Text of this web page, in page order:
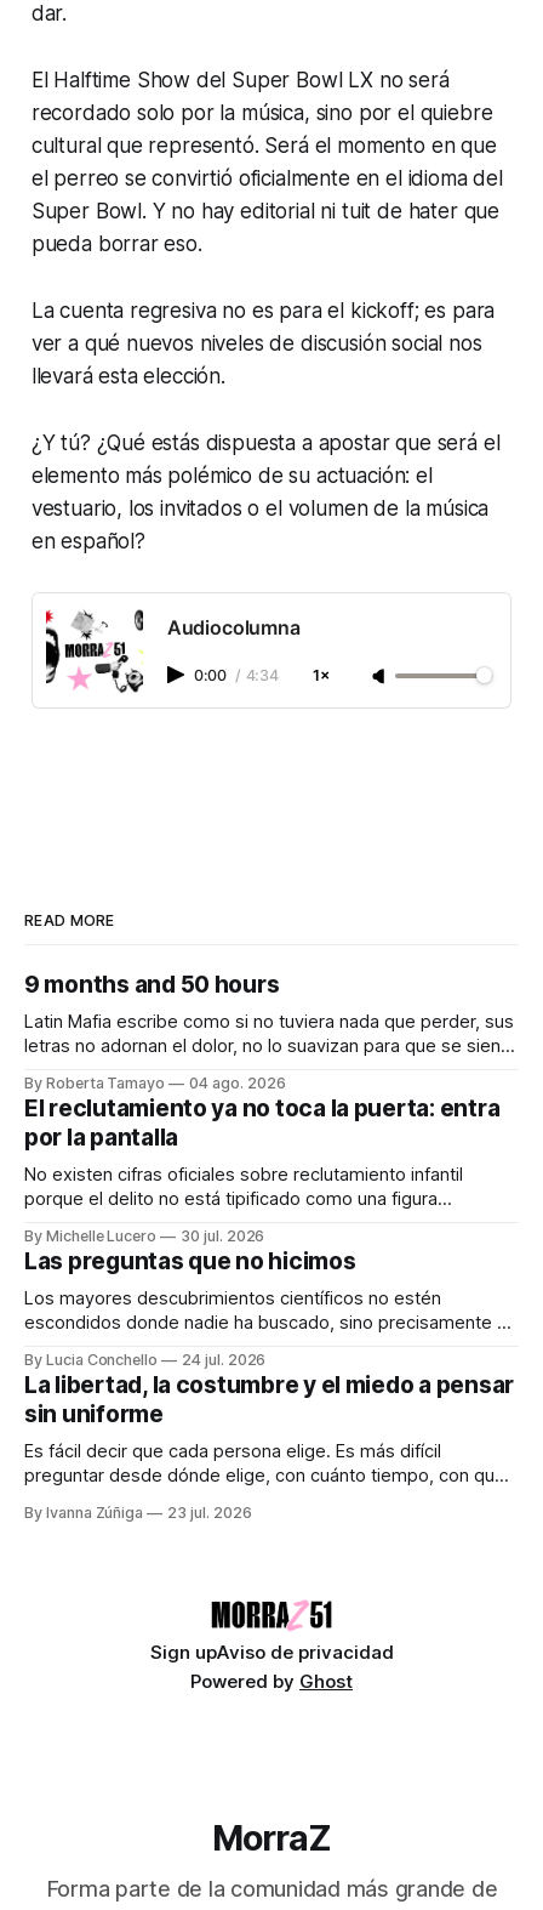
dar.
El Halftime Show del Super Bowl LX no será
recordado solo por la música, sino por el quiebre
cultural que representó. Será el momento en que
el perreo se convirtió oficialmente en el idioma del
Super Bowl. Y no hay editorial ni tuit de haterque
pueda borrar eso.
La cuenta regresiva no es para el kickoff; es para
ver a qué nuevos niveles de discusión social nos
llevará esta elección.
¿Y tú? ¿Qué estás dispuesta a apostar que será el
elemento más polémico de su actuación: el
vestuario, los invitados o el volumen de la música
en español?
Audiocolumna
0:00 / 4:34 1×
READ MORE
9 months and 50 hours
Latin Mafia escribe como si no tuviera nada que perder, sus
letras no adornan el dolor, no lo suavizan para que se sienta
Audiocolumna0:00/231.241× Hay proyectos que se
anuncian con meses de anticipación, con teasers
calculados, con campañas para crear expectativas
By Roberta Tamayo 04 ago. 2026
El reclutamiento ya no toca la puerta: entra
por la pantalla
No existen cifras oficiales sobre reclutamiento infantil
porque el delito no está tipificado como una figura
"hola". Así de simple, así de peligroso. Las recientes
desapariciones de adolescentes en Jalisco han vuelto a
encender una alerta que desde hace años
By Michelle Lucero 30 jul. 2026
Las preguntas que no hicimos
Los mayores descubrimientos científicos no estén
escondidos donde nadie ha buscado, sino precisamente en
explorados. Audiocolumna0:00/251.761× Lo femenino
como punto ciego en la ciencia La ciencia promete una
visión objetiva de la realidad. Creemos que avanza guiada
únicamente por la
By Lucia Conchello 24 jul. 2026
La libertad, la costumbre y el miedo a pensar
sin uniforme
Es fácil decir que cada persona elige. Es más difícil
preguntar desde dónde elige, con cuánto tiempo, con qué
Audiocolumna0:00/580.5121× "Free as a Bird" - The
By Ivanna Zúñiga 23 jul. 2026
Sign upAviso de privacidad
Powered by Ghost
MorraZ
Forma parte de la comunidad más grande de